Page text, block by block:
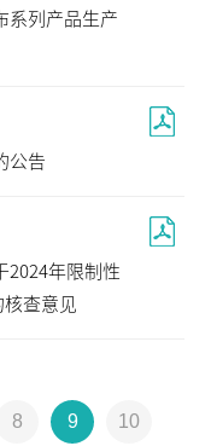
系列产品生产
公告
2024年限制性
查意见
8 9 10